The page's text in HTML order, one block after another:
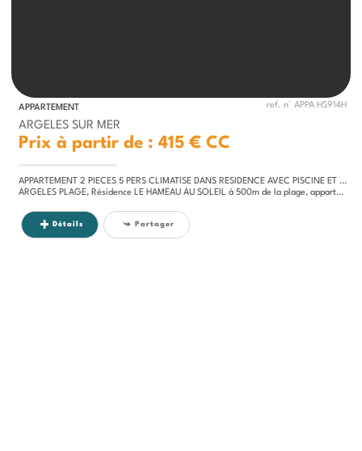
APPARTEMENT ref. n° APPA HS914H
ARGELES SUR MER
Prix à partir de : 415 € CC
APPARTEMENT 2 PIECES 5 PERS CLIMATISE DANS RESIDENCE AVEC PISCINE ET TENNIS
ARGELES PLAGE, Résidence LE HAMEAU AU SOLEIL à 500m de la plage, appartement 2/3 pièces rénové et climatisé au 1er étage...
Détails Partager